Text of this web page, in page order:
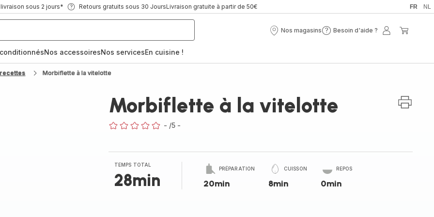
sous 2 jours* Retours gratuits sous 30 JoursLivraison gratuite à partir de 50€ FR NL
Nos magasins
Nos
Besoin d'aide ?
Besoin
Mon
Nos accessoiresNos servicesEn cuisine !
Morbiflette à la vitelotte
Morbiflette à la vitelotte
- /5 -
TEMPS TOTAL
28min
PRÉPARATION
20min
CUISSON
8min
REPOS
0min